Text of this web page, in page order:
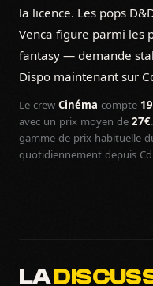
la licence. Les pops
Venca figure parmi les
fantasy — demande
Dispo maintenant sur
Le crew Cinéma compte
avec un prix moyen de 27€
gamme de prix habituelle
quotidiennement depuis
LA